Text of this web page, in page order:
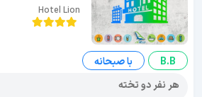
Hotel Lion
B.B
با صبحانه
هر نفر دو تخته